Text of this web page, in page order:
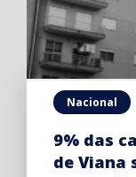
Nacional
9% das
de Viana